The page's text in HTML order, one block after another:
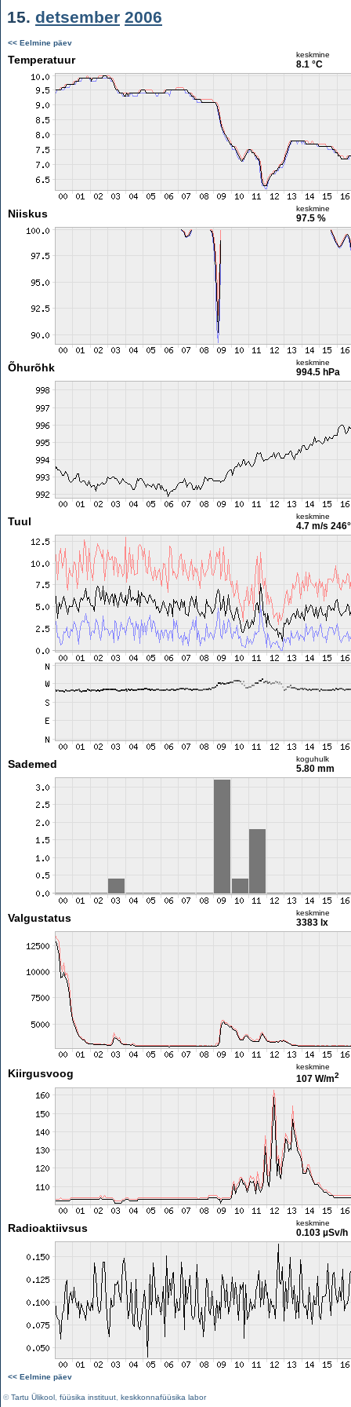
15. detsember 2006
<< Eelmine päev
Temperatuur keskmine
8.1 °C
Niiskus keskmine
97.5 %
Õhurõhk keskmine
994.5 hPa
Tuul keskmine
4.7 m/s 246°
Sademed koguhulk
5.80 mm
Valgustatus keskmine
3383 lx
Kiirgusvoog
keskmine
107 W/m2
Radioaktiivsus keskmine
0.103 µSv/h
<< Eelmine päev
©Tartu Ülikool füüsika instituut keskkonnafüüsika labor